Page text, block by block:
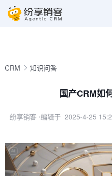
CRM 知识问答
国产CRM如
纷享销客 ⋅编辑于 2025-4-25